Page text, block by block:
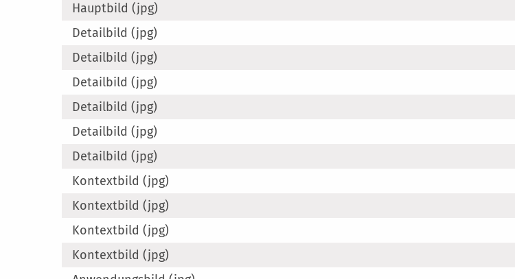
Hauptbild (jpg)
Detailbild (jpg)
Detailbild (jpg)
Detailbild (jpg)
Detailbild (jpg)
Detailbild (jpg)
Detailbild (jpg)
Kontextbild (jpg)
Kontextbild (jpg)
Kontextbild (jpg)
Kontextbild (jpg)